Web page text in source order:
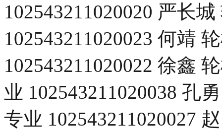
102543211020020 严长
102543211020023 何靖
102543211020022 徐鑫
业 102543211020038 孔
专业 102543211020027